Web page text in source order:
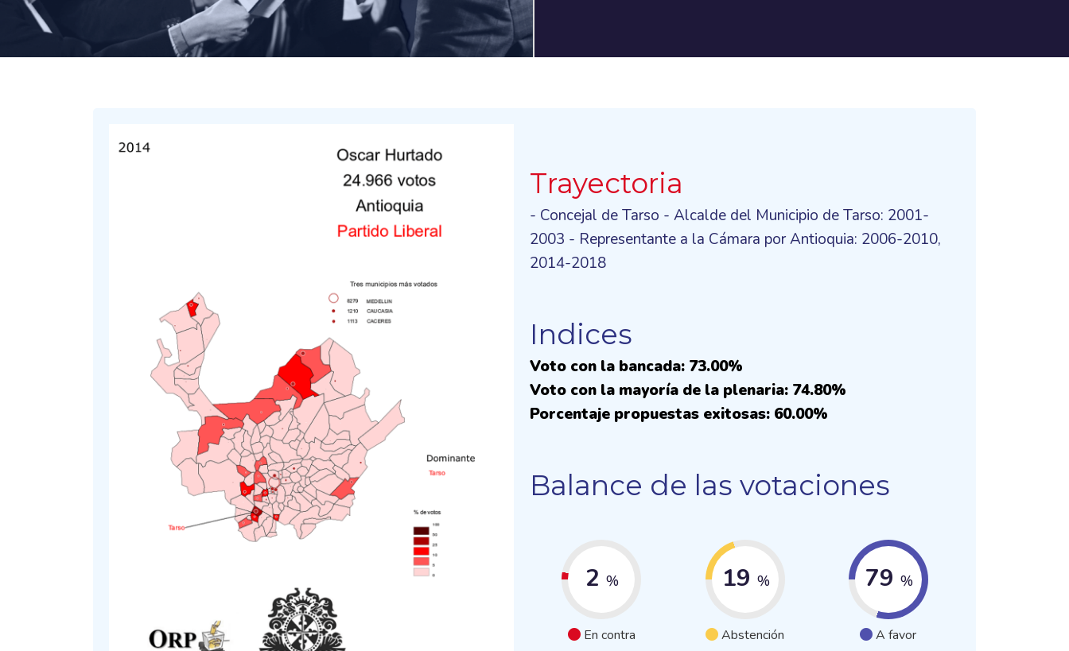
Trayectoria
- Concejal de Tarso - Alcalde del Municipio de Tarso: 2001-
2003 - Representante a la Cámara por Antioquia: 2006-2010,
2014-2018
Indices
Voto con la bancada: 73.00%
Voto con la mayoría de la plenaria: 74.80%
Porcentaje propuestas exitosas: 60.00%
Balance de las votaciones
2 %
En contra
19 %
Abstención
79 %
A favor